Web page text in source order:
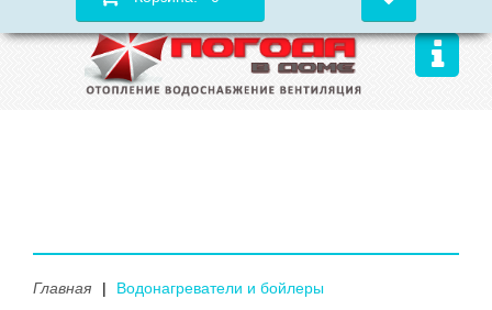
Главная Водонагреватели и бойлеры